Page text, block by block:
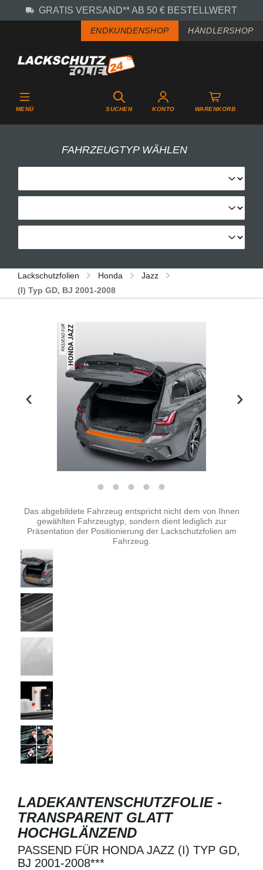
Zum Hauptinhalt springen
GRATIS VERSAND** AB 50 € BESTELLWERT
ENDKUNDENSHOP HÄNDLERSHOP
MENÜ SUCHEN KONTO WARENKORB
FAHRZEUGTYP WÄHLEN
Lackschutzfolien Honda
Jazz
(I) Typ GD, BJ 2001-2008
Bildergalerie überspringen
Das abgebildete Fahrzeug entspricht nicht dem von Ihnen
gewählten Fahrzeugtyp, sondern dient lediglich zur
Präsentation der Positionierung der Lackschutzfolien am
Fahrzeug.
LADEKANTENSCHUTZFOLIE -
TRANSPARENT GLATT
HOCHGLÄNZEND
PASSEND FÜR HONDA JAZZ (I) TYP GD,
BJ 2001-2008***